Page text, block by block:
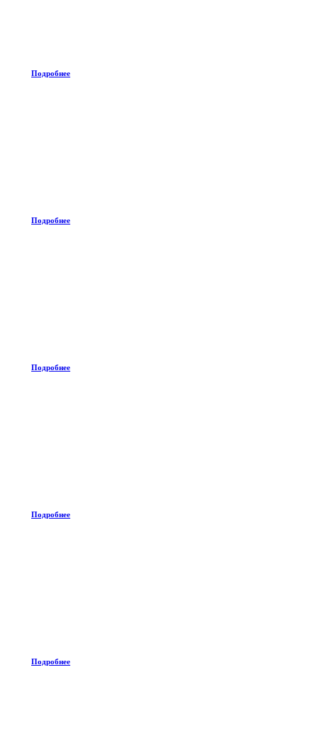
Подробнее
Подробнее
Подробнее
Подробнее
Подробнее